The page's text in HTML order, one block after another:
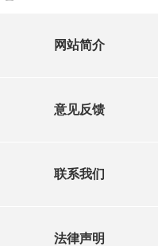
网站简介
意见反馈
联系我们
法律声明